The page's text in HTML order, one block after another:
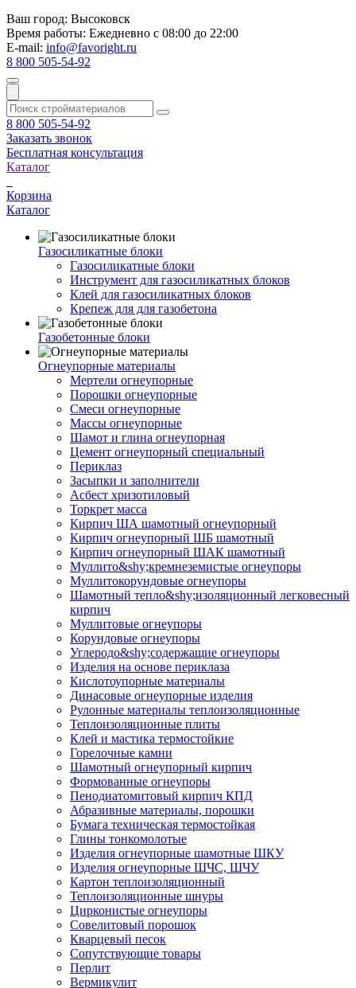
Ваш город: Высоковск
Время работы: Ежедневно с 08:00 до 22:00
E-mail: info@favoright.ru
8 800 505-54-92
8 800 505-54-92
Заказать звонок
Бесплатная консультация
Каталог
Корзина
Каталог
Газосиликатные блоки
Газосиликатные блоки
Инструмент для газосиликатных блоков
Клей для газосиликатных блоков
Крепеж для для газобетона
Газобетонные блоки
Огнеупорные материалы
Мертели огнеупорные
Порошки огнеупорные
Смеси огнеупорные
Массы огнеупорные
Шамот и глина огнеупорная
Цемент огнеупорный специальный
Периклаз
Засыпки и заполнители
Асбест хризотиловый
Торкрет масса
Кирпич ША шамотный огнеупорный
Кирпич огнеупорный ШБ шамотный
Кирпич огнеупорный ШАК шамотный
Муллито&shy;­кремнеземистые огнеупоры
Муллито­корундовые огнеупоры
Шамотный тепло&shy;изоляционный легковесный
кирпич
Муллитовые огнеупоры
Корундовые огнеупоры
Углеродо&shy;содержащие огнеупоры
Изделия на основе периклаза
Кислотоупорные материалы
Динасовые огнеупорные изделия
Рулонные материалы теплоизоляционные
Тепло­изоляционные плиты
Клей и мастика термостойкие
Горелочные камни
Шамотный огнеупорный кирпич
Формованные огнеупоры
Пенодиатомитовый кирпич КПД
Абразивные материалы, порошки
Бумага техническая термостойкая
Глины тонкомолотые
Изделия огнеупорные шамотные ШКУ
Изделия огнеупорные ШЧС, ШЧУ
Картон теплоизоляционный
Теплоизоляционные шнуры
Цирконистые огнеупоры
Совелитовый порошок
Кварцевый песок
Сопутствующие товары
Перлит
Вермикулит